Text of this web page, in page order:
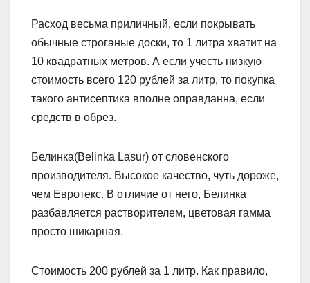
Расход весьма приличный, если покрывать
обычные строганые доски, то 1 литра хватит на
10 квадратных метров. А если учесть низкую
стоимость всего 120 рублей за литр, то покупка
такого антисептика вполне оправданна, если
средств в обрез.
Белинка(Belinka Lasur) от словенского
производителя. Высокое качество, чуть дороже,
чем Евротекс. В отличие от него, Белинка
разбавляется растворителем, цветовая гамма
просто шикарная.
Стоимость 200 рублей за 1 литр. Как правило,